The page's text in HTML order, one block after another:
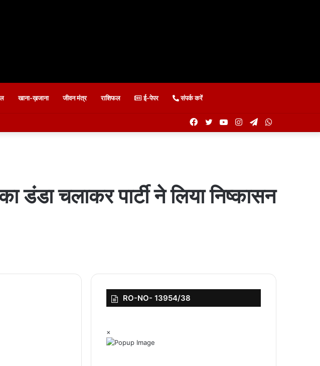
खाना-ख़जाना जीवन मंत्र राशिफल ई-पेपर संपर्क करें
Telegram
Instagram
YouTube
Twitter
Facebook
चलाकर पार्टी ने लिया निष्कासन
RO-NO- 13954/38
×